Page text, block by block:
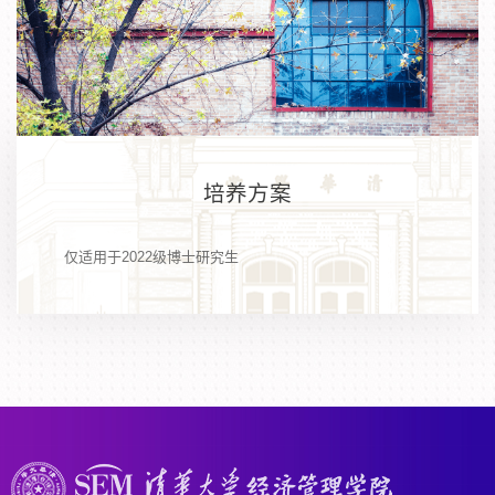
培养方案
仅适用于2022级博士研究生